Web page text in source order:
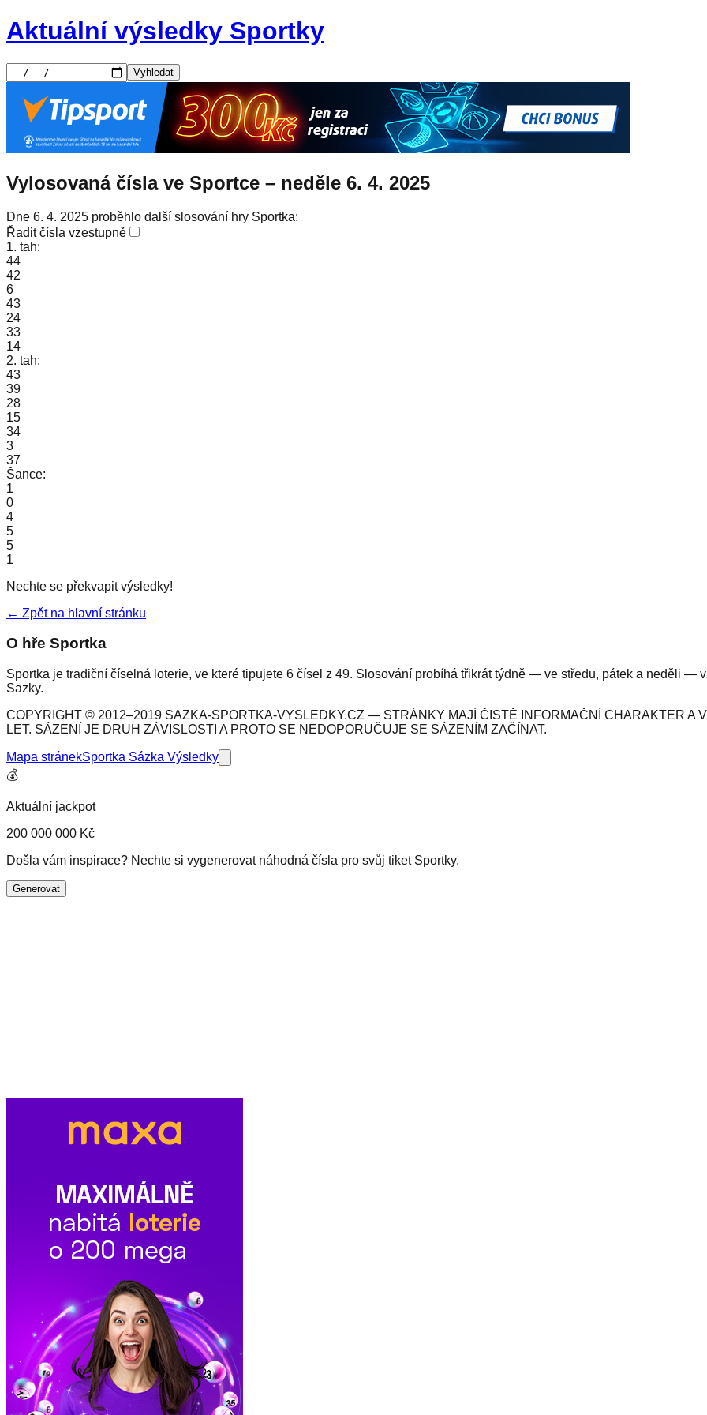
Aktuální výsledky Sportky
Vyhledat
Vylosovaná čísla ve Sportce – neděle 6. 4. 2025
Dne 6. 4. 2025 proběhlo další slosování hry Sportka:
Řadit čísla vzestupně
1. tah:
44
42
6
43
24
33
14
2. tah:
43
39
28
15
34
3
37
Šance:
1
0
4
5
5
1
Nechte se překvapit výsledky!
← Zpět na hlavní stránku
O hře Sportka
Sportka je tradiční číselná loterie, ve které tipujete 6 čísel z 49. Slosování probíhá třikrát týdně — ve středu, pátek a neděli —
Sazky.
COPYRIGHT © 2012–2019 SAZKA-SPORTKA-VYSLEDKY.CZ — STRÁNKY MAJÍ ČISTĚ INFORMAČNÍ CHARAKTER A
LET. SÁZENÍ JE DRUH ZÁVISLOSTI A PROTO SE NEDOPORUČUJE SE SÁZENÍM ZAČÍNAT.
Mapa stránekSportka Sázka Výsledky
💰
Aktuální jackpot
200 000 000 Kč
Došla vám inspirace? Nechte si vygenerovat náhodná čísla pro svůj tiket Sportky.
Generovat